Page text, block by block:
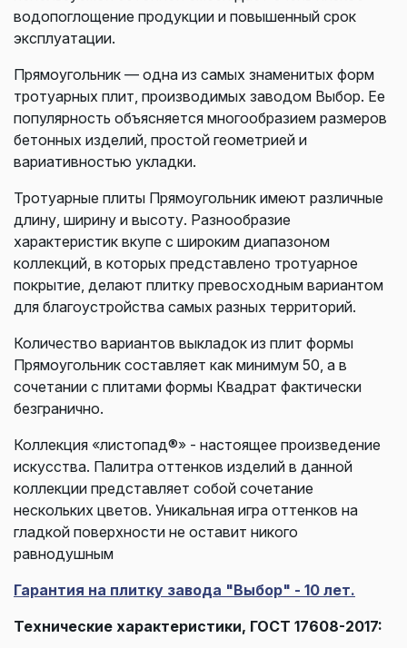
водопоглощение продукции и повышенный срок
эксплуатации.
Прямоугольник — одна из самых знаменитых форм
тротуарных плит, производимых заводом Выбор. Ее
популярность объясняется многообразием размеров
бетонных изделий, простой геометрией и
вариативностью укладки.
Тротуарные плиты Прямоугольник имеют различные
длину, ширину и высоту. Разнообразие
характеристик вкупе с широким диапазоном
коллекций, в которых представлено тротуарное
покрытие, делают плитку превосходным вариантом
для благоустройства самых разных территорий.
Количество вариантов выкладок из плит формы
Прямоугольник составляет как минимум 50, а в
сочетании с плитами формы Квадрат фактически
безгранично.
Коллекция «листопад®» - настоящее произведение
искусства. Палитра оттенков изделий в данной
коллекции представляет собой сочетание
нескольких цветов. Уникальная игра оттенков на
гладкой поверхности не оставит никого
равнодушным
Гарантия на плитку завода "Выбор" - 10 лет.
Технические характеристики, ГОСТ 17608-2017: